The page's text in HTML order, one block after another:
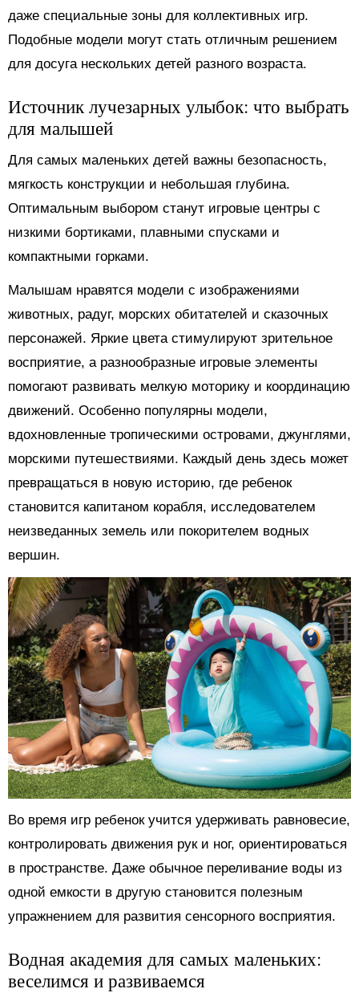
даже специальные зоны для коллективных игр.
Подобные модели могут стать отличным решением
для досуга нескольких детей разного возраста.
Источник лучезарных улыбок: что выбрать
для малышей
Для самых маленьких детей важны безопасность,
мягкость конструкции и небольшая глубина.
Оптимальным выбором станут игровые центры с
низкими бортиками, плавными спусками и
компактными горками.
Малышам нравятся модели с изображениями
животных, радуг, морских обитателей и сказочных
персонажей. Яркие цвета стимулируют зрительное
восприятие, а разнообразные игровые элементы
помогают развивать мелкую моторику и координацию
движений. Особенно популярны модели,
вдохновленные тропическими островами, джунглями,
морскими путешествиями. Каждый день здесь может
превращаться в новую историю, где ребенок
становится капитаном корабля, исследователем
неизведанных земель или покорителем водных
вершин.
Во время игр ребенок учится удерживать равновесие,
контролировать движения рук и ног, ориентироваться
в пространстве. Даже обычное переливание воды из
одной емкости в другую становится полезным
упражнением для развития сенсорного восприятия.
Водная академия для самых маленьких:
веселимся и развиваемся